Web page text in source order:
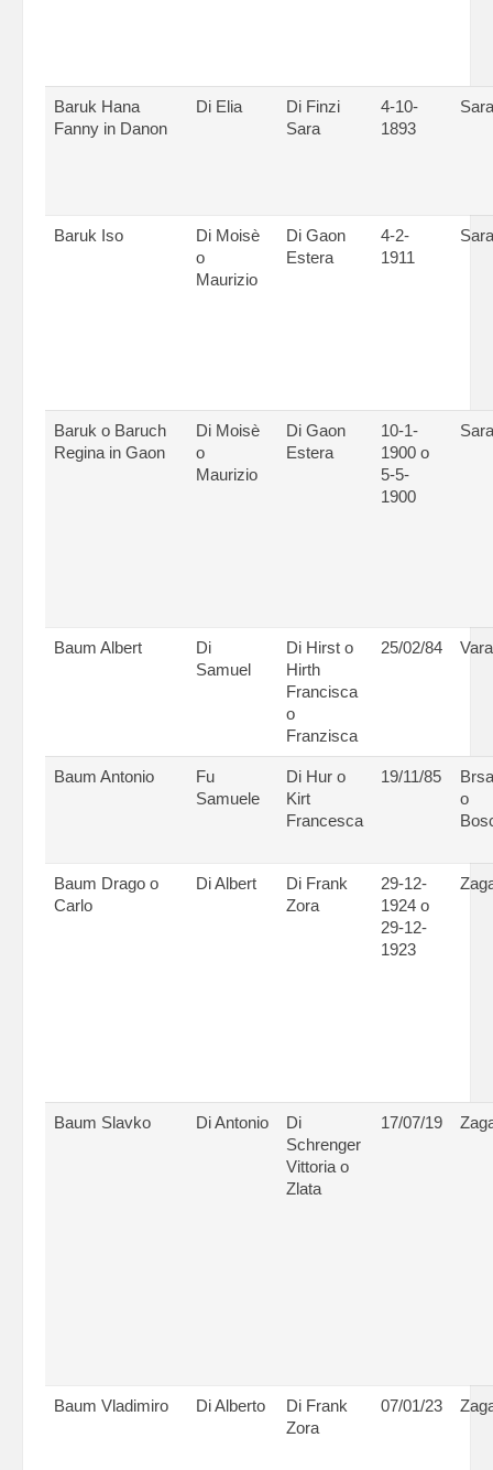
Baruk Hana
Fanny in Danon
Di Elia
Di Finzi
Sara
4-10-
1893
Baruk Iso
Di Moisè
o
Maurizio
Di Gaon
Estera
4-2-
1911
Baruk o Baruch
Regina in Gaon
Di Moisè
o
Maurizio
Di Gaon
Estera
10-1-
1900 o
5-5-
1900
Baum Albert
Di
Samuel
Di Hirst o
Hirth
Francisca
o
Franzisca
25/02/84
Baum Antonio
Fu
Samuele
Di Hur o
Kirt
Francesca
19/11/85
o
Baum Drago o
Carlo
Di Albert
Di Frank
Zora
29-12-
1924 o
29-12-
1923
Baum Slavko Di Antonio
Di
Schrenger
Vittoria o
Zlata
17/07/19
Baum Vladimiro Di Alberto
Di Frank
Zora
07/01/23